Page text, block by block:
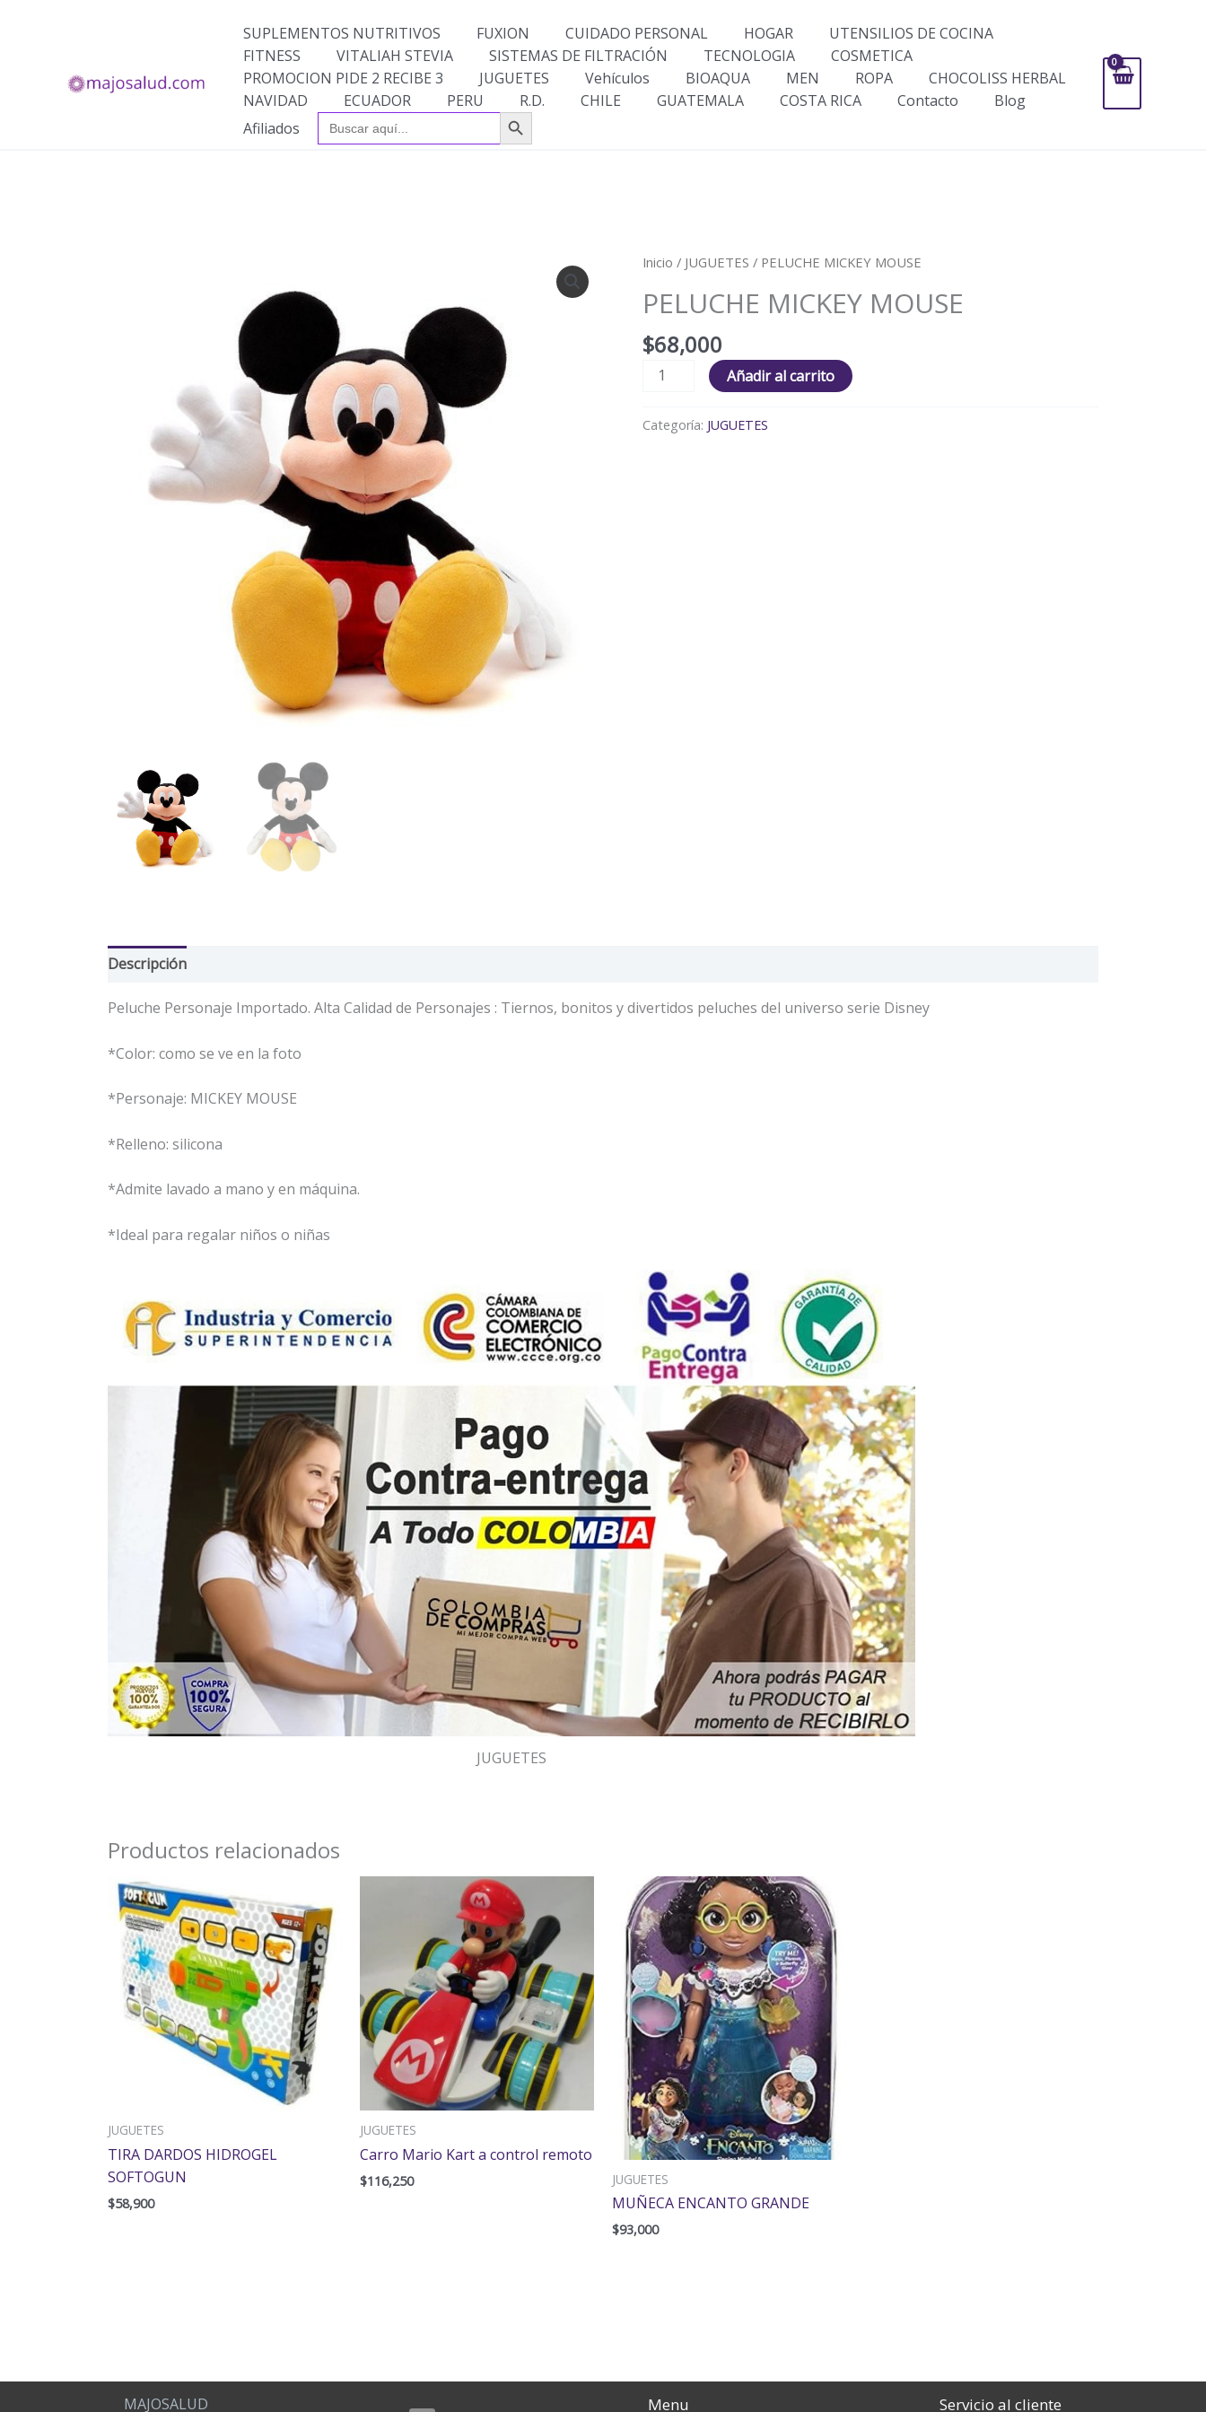
SUPLEMENTOS NUTRITIVOS FUXION CUIDADO PERSONAL HOGAR
UTENSILIOS DE COCINA
FITNESS
VITALIAH STEVIA SISTEMAS DE FILTRACIÓN TECNOLOGIA
COSMETICA
PROMOCION PIDE 2 RECIBE 3
JUGUETES Vehículos BIOAQUA MEN ROPA
CHOCOLISS HERBAL
NAVIDAD
ECUADOR PERU R.D. CHILE GUATEMALA COSTA RICA Contacto
Blog
Afiliados
Buscar: Botón de búsqueda
Inicio / JUGUETES / PELUCHE MICKEY MOUSE
PELUCHE MICKEY MOUSE
$68,000
PELUCHE
MOUSE
Añadir al carrito
Categoría: JUGUETES
Descripción
Peluche Personaje Importado. Alta Calidad de Personajes : Tiernos, bonitos y divertidos peluches del universo serie Disney
*Color: como se ve en la foto
*Personaje: MICKEY MOUSE
*Relleno: silicona
*Admite lavado a mano y en máquina.
*Ideal para regalar niños o niñas
JUGUETES
Productos relacionados
JUGUETES
TIRA DARDOS HIDROGEL
SOFTOGUN
$58,900
JUGUETES
Carro Mario Kart a control remoto
$116,250 JUGUETES
MUÑECA ENCANTO GRANDE
$93,000
MAJOSALUD
Menu Servicio al cliente